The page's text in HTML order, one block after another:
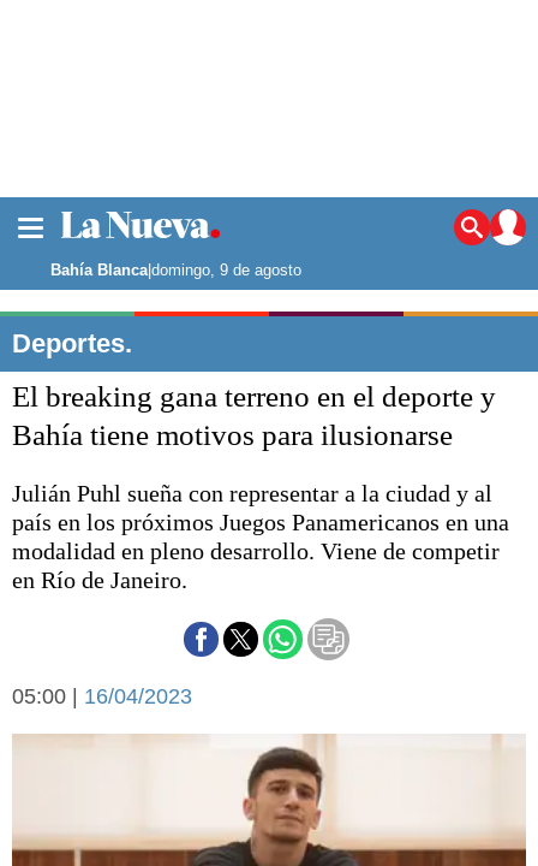
Noticias
La ciudad
Punta Alta
El mundo
Seguridad
Opinión
Deportes
Escenario Olímpico
Liga del Sur
Básquetbol
Federal A
Aplausos
Con el campo
Espacio empresas
libre
Sociedad
Tecnología
Bahía Blanca|domingo, 9 de agosto
Deportes.
El breaking gana terreno en el deporte y
Bahía tiene motivos para ilusionarse
Julián Puhl sueña con representar a la ciudad y al
país en los próximos Juegos Panamericanos en una
modalidad en pleno desarrollo. Viene de competir
en Río de Janeiro.
05:00 | 16/04/2023